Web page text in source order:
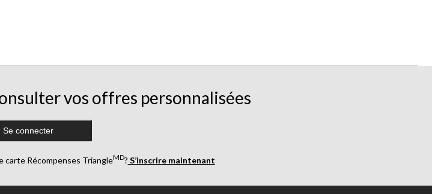
vos offres personnalisées
Se connecter
carte Récompenses TriangleMD? S’inscrire maintenant